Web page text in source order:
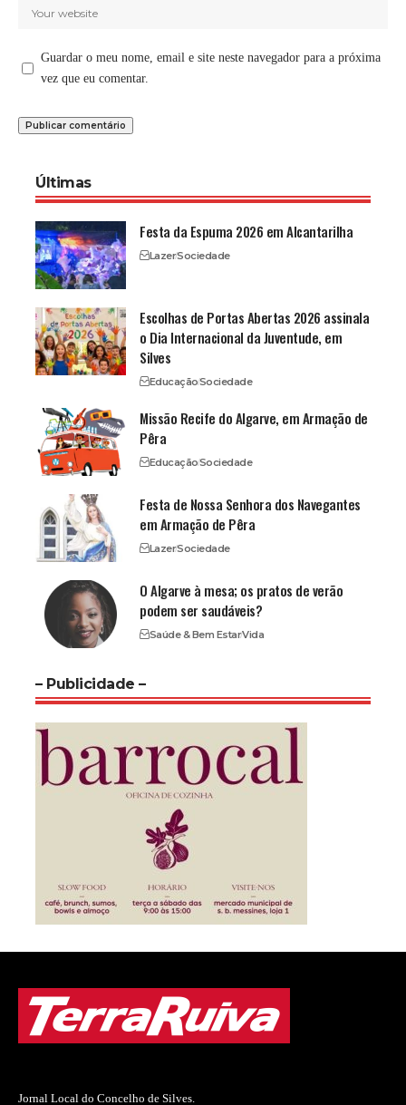
Guardar o meu nome, email e site neste navegador para a próxima
vez que eu comentar.
Últimas
Festa da Espuma 2026 em Alcantarilha
LazerSociedade
Escolhas de Portas Abertas 2026 assinala
o Dia Internacional da Juventude, em
Silves
EducaçãoSociedade
Missão Recife do Algarve, em Armação de
Pêra
EducaçãoSociedade
Festa de Nossa Senhora dos Navegantes
em Armação de Pêra
LazerSociedade
O Algarve à mesa; os pratos de verão
podem ser saudáveis?
Saúde & Bem EstarVida
– Publicidade –
Jornal Local do Concelho de Silves.